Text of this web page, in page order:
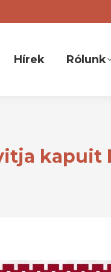
Hírek Rólunk
kapuit